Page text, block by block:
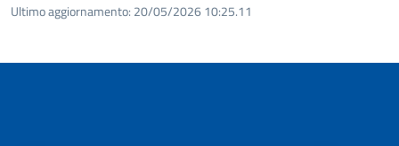
Ultimo aggiornamento: 20/05/2026 10:25.11